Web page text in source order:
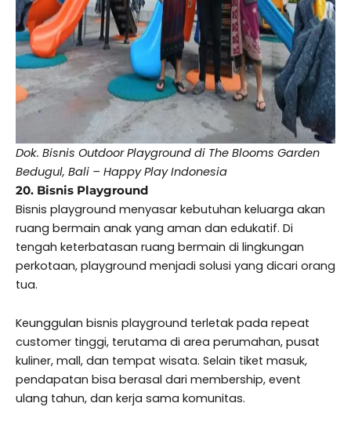
Dok. Bisnis Outdoor Playground di The Blooms Garden
Bedugul, Bali – Happy Play Indonesia
20. Bisnis Playground
Bisnis playground menyasar kebutuhan keluarga akan
ruang bermain anak yang aman dan edukatif. Di
tengah keterbatasan ruang bermain di lingkungan
perkotaan, playground menjadi solusi yang dicari orang
tua.
Keunggulan bisnis playground terletak pada repeat
customer tinggi, terutama di area perumahan, pusat
kuliner, mall, dan tempat wisata. Selain tiket masuk,
pendapatan bisa berasal dari membership, event
ulang tahun, dan kerja sama komunitas.